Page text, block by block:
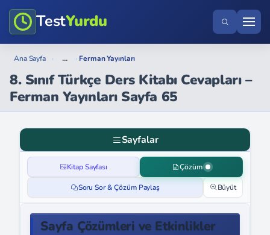
TestYurdu
Ana Sayfa › ... › Ferman Yayınları
8. Sınıf Türkçe Ders Kitabı Cevapları –
Ferman Yayınları Sayfa 65
Sayfalar
Kitap Sayfası Çözüm
Soru Sor & Çözüm Paylaş Büyüt
Sayfa Çözümleri ve Etkinlikler